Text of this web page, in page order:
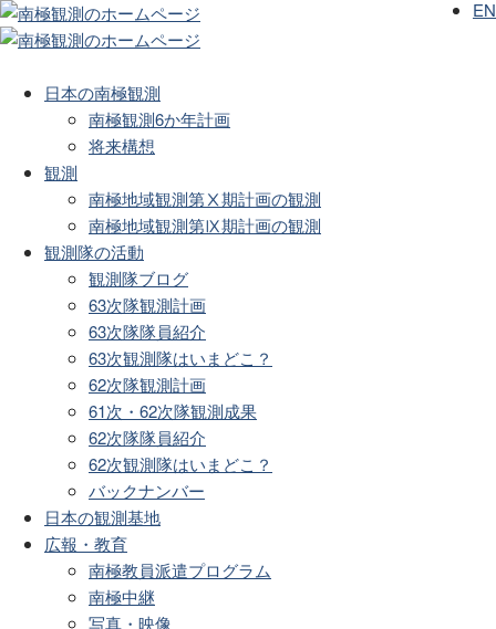
日本の南極観測
南極観測6か年計画
将来構想
観測
南極地域観測第Ⅹ期計画の観測
南極地域観測第Ⅸ期計画の観測
観測隊の活動
観測隊ブログ
63次隊観測計画
63次隊隊員紹介
63次観測隊はいまどこ？
62次隊観測計画
61次・62次隊観測成果
62次隊隊員紹介
62次観測隊はいまどこ？
バックナンバー
日本の観測基地
広報・教育
南極教員派遣プログラム
南極中継
写真・映像
EN